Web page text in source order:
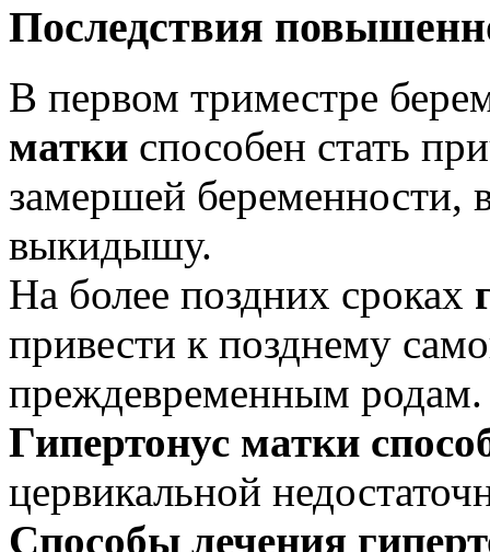
Последствия
В первом триместре
матки способен стать
замершей беременности,
выкидышу.
На более поздних сроках
привести к позднему
преждевременным родам.
Гипертонус матки
цервикальной
Способы лечения